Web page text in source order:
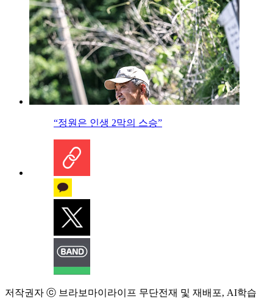
“정원은 인생 2막의 스승”
저작권자 ⓒ 브라보마이라이프 무단전재 및 재배포, AI학습